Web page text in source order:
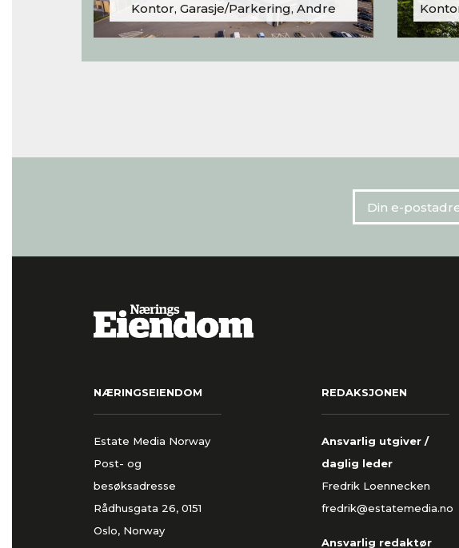
Kontor, Garasje/Parkering, Andre
Kontor,
NÆRINGSEIENDOM
Estate Media Norway
Post- og
besøksadresse
Rådhusgata 26, 0151
Oslo, Norway
REDAKSJONEN
Ansvarlig utgiver /
daglig leder
Fredrik Loennecken
fredrik@estatemedia.no
Ansvarlig redaktør